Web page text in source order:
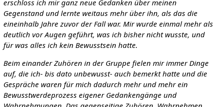
erschloss ich mir ganz neue Gedanken über meinen
Gegenstand und lernte weitaus mehr über ihn, als das die
eineinhalb Jahre zuvor der Fall war. Mir wurde einmal mehr als
deutlich vor Augen geführt, was ich bisher nicht wusste, und
für was alles ich kein Bewusstsein hatte.
Beim einander Zuhören in der Gruppe fielen mir immer Dinge
auf, die ich- bis dato unbewusst- auch bemerkt hatte und die
Gespräche waren für mich dadurch mehr und mehr ein
Bewusstwerdeprozess eigener Gedankengänge und